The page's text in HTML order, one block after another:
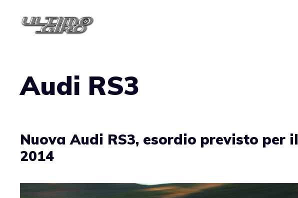
Audi RS3
Nuova Audi RS3, esordio previsto per il
2014